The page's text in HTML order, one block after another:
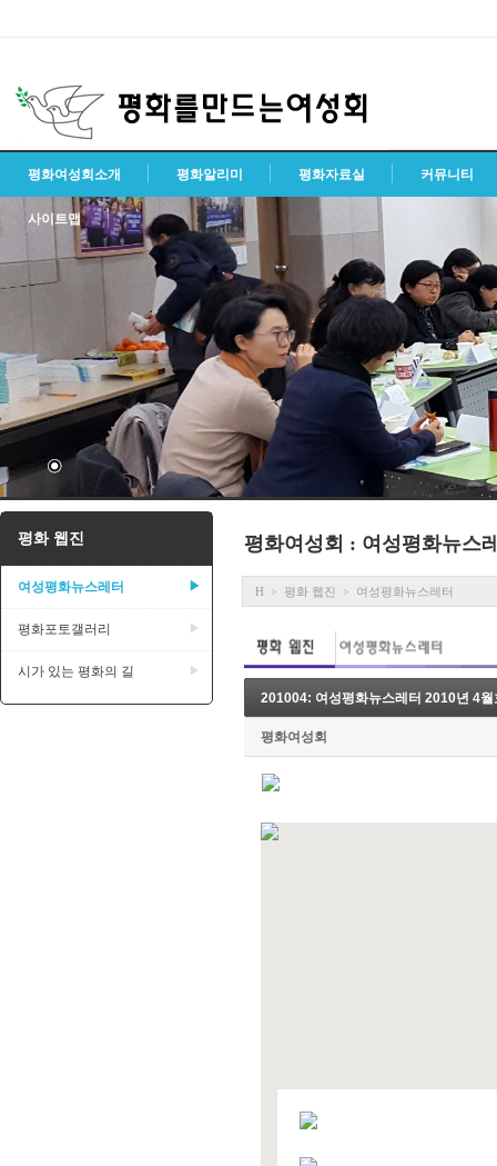
평화여성회소개 평화알리미 평화자료실 커뮤니티
사이트맵
평화 웹진
여성평화뉴스레터 ▶
평화포토갤러리 ▶
시가 있는 평화의 길 ▶
평화여성회 : 여성평화뉴스
H > 평화 웹진 > 여성평화뉴스레터
201004: 여성평화뉴스레터 2010년 4월
평화여성회